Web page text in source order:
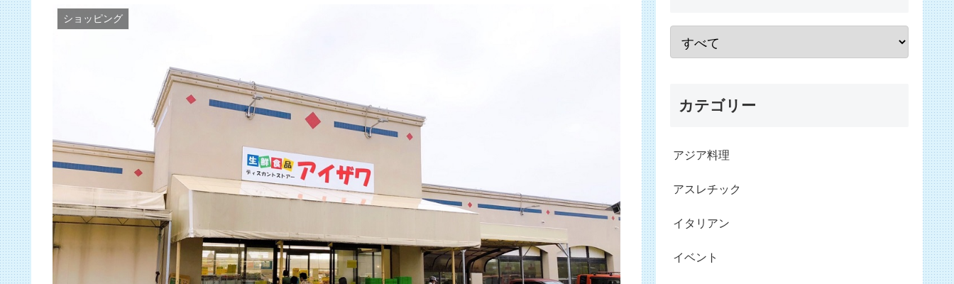
ショッピング
カテゴリー
アジア料理
アスレチック
イタリアン
イベント